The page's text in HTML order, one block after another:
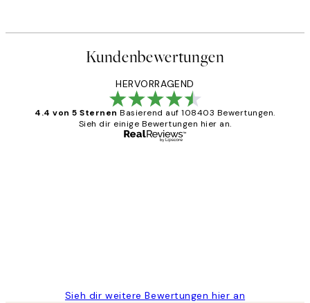
Kundenbewertungen
HERVORRAGEND
4.4 von 5 Sternen Basierend auf 108403 Bewertungen.
Sieh dir einige Bewertungen hier an.
Sieh dir weitere Bewertungen hier an